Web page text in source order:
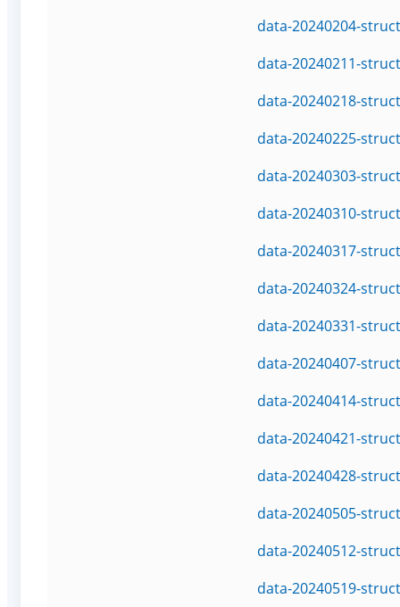
data-20240204-
data-20240211-
data-20240218-
data-20240225-
data-20240303-
data-20240310-
data-20240317-
data-20240324-
data-20240331-
data-20240407-
data-20240414-
data-20240421-
data-20240428-
data-20240505-
data-20240512-
data-20240519-